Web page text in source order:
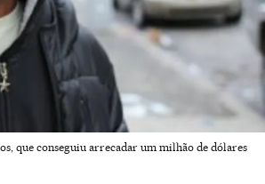
que conseguiu arrecadar um milhão de dólares